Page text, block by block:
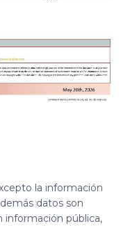
la información
datos son
información pública,